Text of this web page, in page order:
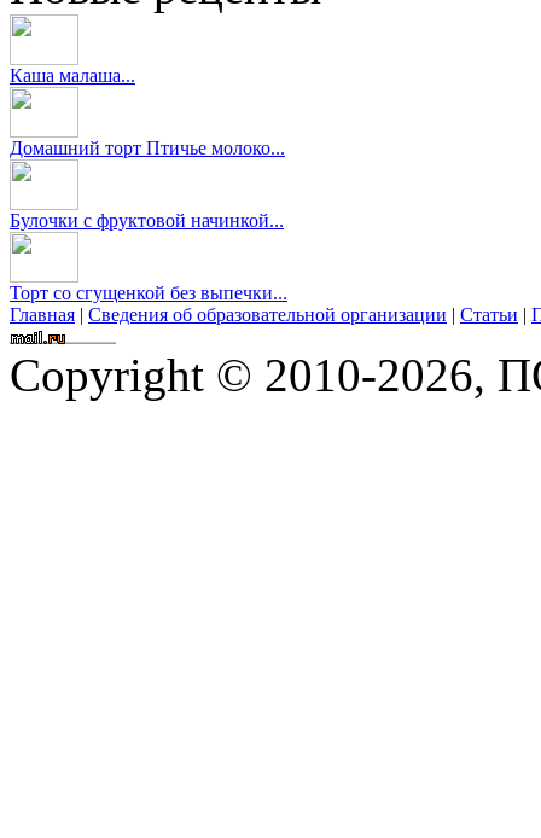
Каша малаша...
Домашний торт Птичье молоко...
Булочки с фруктовой начинкой...
Торт со сгущенкой без выпечки...
Главная | Сведения об образовательной организации | Статьи |
Copyright © 2010-2026,